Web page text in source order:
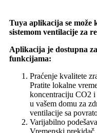
Tuya aplikacija se
sistemom ventilacije za
Aplikacija je dostupna
funkcijama:
Praćenje kvalitete
Pratite lokalne
koncentraciju CO2
u vašem domu za
ventilacije sa
Varijabilno
Vremenski